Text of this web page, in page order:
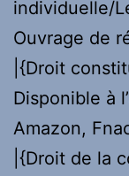
individuelle/
Ouvrage de
|{Droit
Disponible à
Amazon,
|{Droit de la